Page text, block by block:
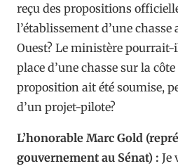
reçu des propositions
l’établissement d’une
Ouest? Le ministère
place d’une chasse sur la
proposition ait été soumise,
d’un projet-pilote?
L’honorable Marc Gold
gouvernement au Sénat) : Je